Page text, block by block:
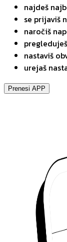
najdeš
se prijaviš
naročiš
nastaviš
urejaš
Prenesi APP